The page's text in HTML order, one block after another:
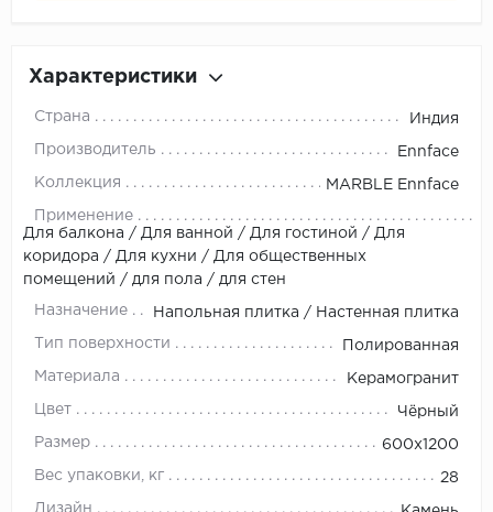
Характеристики
Страна Индия
Производитель Ennface
Коллекция MARBLE Ennface
Применение
Для балкона / Для ванной / Для гостиной / Для
коридора / Для кухни / Для общественных
помещений / для пола / для стен
Назначение Напольная плитка / Настенная плитка
Тип поверхности Полированная
Материала Керамогранит
Цвет Чёрный
Размер 600х1200
Вес упаковки, кг 28
Дизайн